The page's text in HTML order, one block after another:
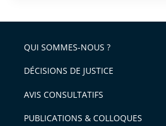
QUI SOMMES-NOUS ?
DÉCISIONS DE JUSTICE
AVIS CONSULTATIFS
PUBLICATIONS & COLLOQUES